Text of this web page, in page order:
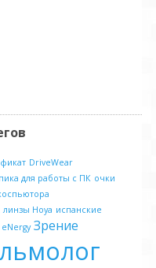
DriveWear
для работы с ПК очки
линзы Hoya испанские
eNergy Зрение